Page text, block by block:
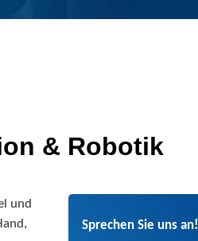
& Robotik
und
Sprechen Sie uns an!